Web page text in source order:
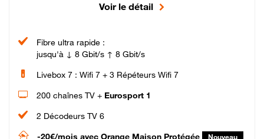
Voir le détail
Fibre ultra rapide :
jusqu'à ↓ 8 Gbit/s ↑ 8 Gbit/s
Livebox 7 : Wifi 7 + 3 Répéteurs Wifi 7
200 chaînes TV + Eurosport 1
2 Décodeurs TV 6
-20€/mois avec Orange Maison Protégée Nouveau